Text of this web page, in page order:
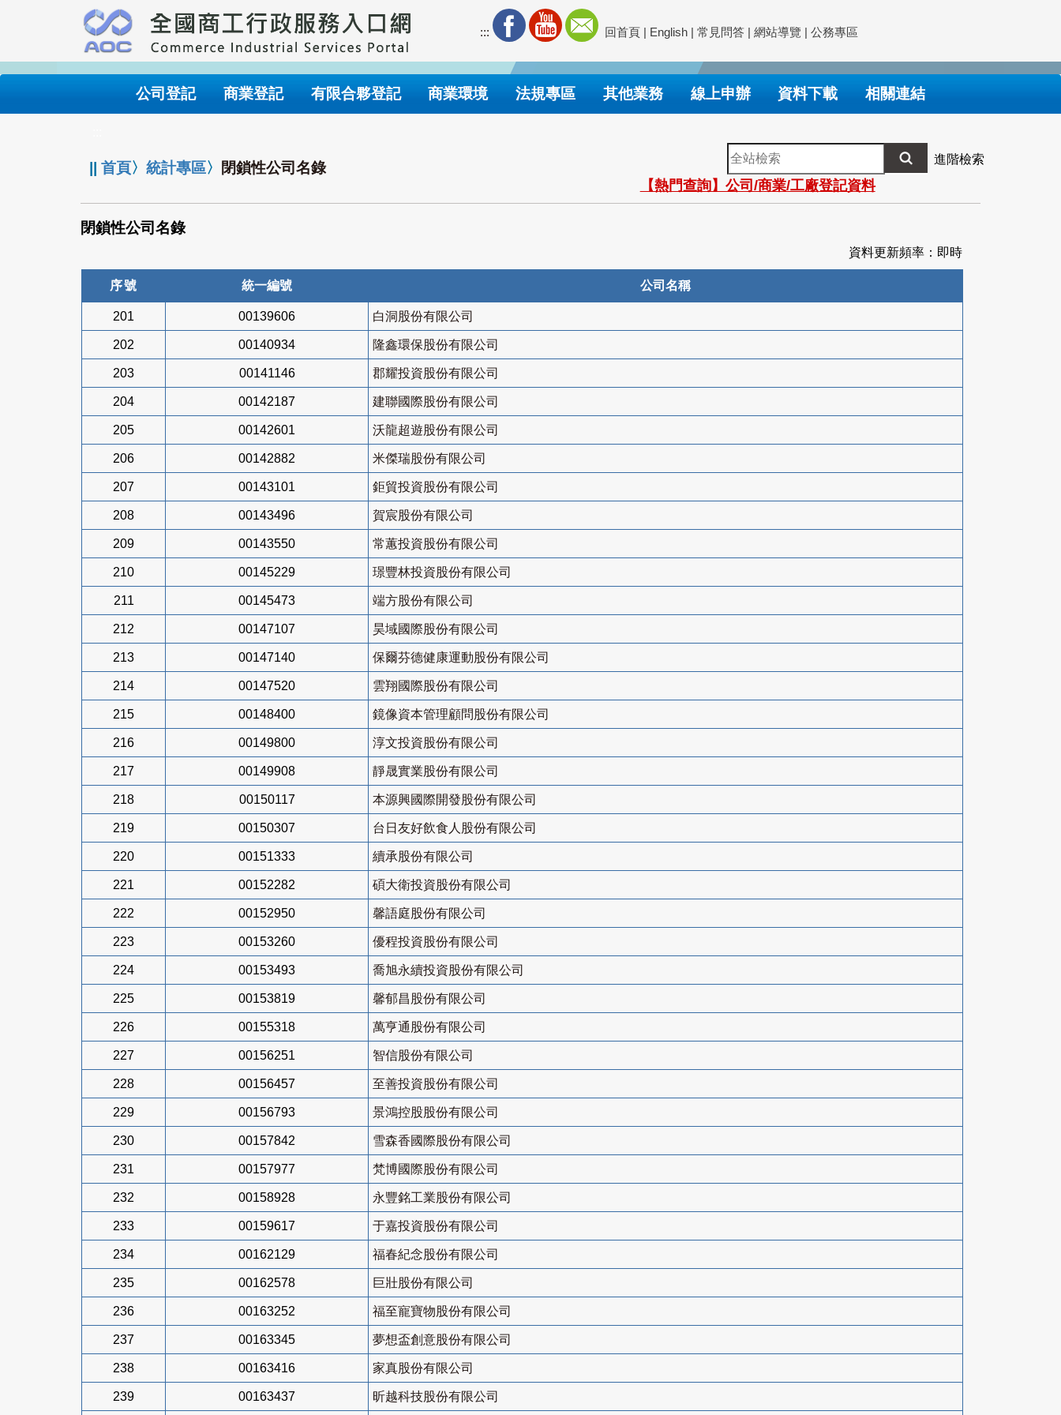
要
內
::: 回首頁 | English | 常見問答 | 網站導覽 | 公務專區
公司登記 商業登記 有限合夥登記 商業環境 法規專區 其他業務 線上申辦 資料下載 相關連結
||首頁〉統計專區〉 閉鎖性公司名錄
全
站
檢
索
進階檢索
【熱門查詢】公司/商業/工廠登記資料
閉鎖性公司名錄
資料更新頻率：即時
序號 統一編號 公司名稱
201 00139606 白洞股份有限公司
202 00140934 隆鑫環保股份有限公司
203 00141146 郡耀投資股份有限公司
204 00142187 建聯國際股份有限公司
205 00142601 沃龍超遊股份有限公司
206 00142882 米傑瑞股份有限公司
207 00143101 鉅貿投資股份有限公司
208 00143496 賀宸股份有限公司
209 00143550 常蕙投資股份有限公司
210 00145229 璟豐林投資股份有限公司
211 00145473 端方股份有限公司
212 00147107 昊域國際股份有限公司
213 00147140 保爾芬德健康運動股份有限公司
214 00147520 雲翔國際股份有限公司
215 00148400 鏡像資本管理顧問股份有限公司
216 00149800 淳文投資股份有限公司
217 00149908 靜晟實業股份有限公司
218 00150117 本源興國際開發股份有限公司
219 00150307 台日友好飲食人股份有限公司
220 00151333 續承股份有限公司
221 00152282 碩大衛投資股份有限公司
222 00152950 馨語庭股份有限公司
223 00153260 優程投資股份有限公司
224 00153493 喬旭永續投資股份有限公司
225 00153819 馨郁昌股份有限公司
226 00155318 萬亨通股份有限公司
227 00156251 智信股份有限公司
228 00156457 至善投資股份有限公司
229 00156793 景鴻控股股份有限公司
230 00157842 雪森香國際股份有限公司
231 00157977 梵博國際股份有限公司
232 00158928 永豐銘工業股份有限公司
233 00159617 于嘉投資股份有限公司
234 00162129 福春紀念股份有限公司
235 00162578 巨壯股份有限公司
236 00163252 福至寵寶物股份有限公司
237 00163345 夢想盃創意股份有限公司
238 00163416 家真股份有限公司
239 00163437 昕越科技股份有限公司